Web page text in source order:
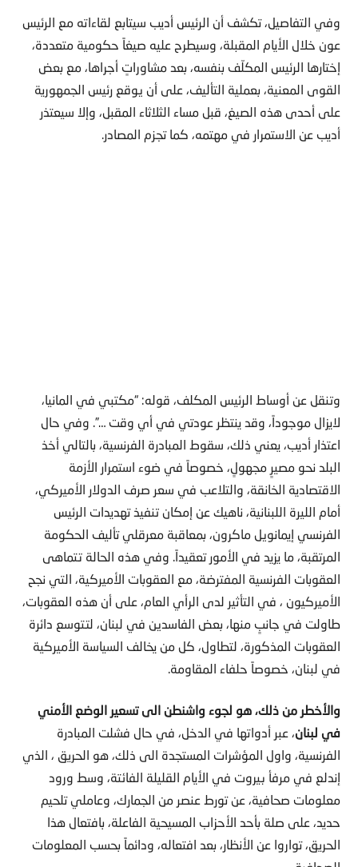
وفي التفاصيل، تكشف أن الرئيس أديب سيتابع لقاءاته مع الرئيس
عون خلال الأيام المقبلة، وسيطرح عليه صيغاً حكومية متعددة،
إختارها الرئيس المكلّف بنفسه، بعد مشاوراتٍ أجراها، مع بعض
القوى المعنية، بعملية التأليف، على أن يوقع رئيس الجمهورية
على أحدى هذه الصيغ، قبل مساء الثلاثاء المقبل، وإلا سيعتذر
أديب عن الاستمرار في مهتمه، كما تجزم المصادر.
وتنقل عن أوساط الرئيس المكلف، قوله: “مكتبي في المانيا،
لايزال موجوداً، وقد ينتظر عودتي في أي وقت …”. وفي حال
اعتذار أديب، يعني ذلك، سقوط المبادرة الفرنسية، بالتالي أخذ
البلد نحو مصيرٍ مجهولٍ، خصوصاً في ضوء استمرار الأزمة
الاقتصادية الخانقة، والتلاعب في سعر صرف الدولار الأميركي،
أمام الليرة اللبنانية، ناهيك عن إمكان تنفيذ تهديدات الرئيس
الفرنسي إيمانويل ماكرون، بمعاقبة معرقلي تأليف الحكومة
المرتقبة، ما يزيد في الأمور تعقيداً. وفي هذه الحالة تتماهى
العقوبات الفرنسية المفترضة، مع العقوبات الأميركية، التي نجح
الأميركيون ، في التأثير لدى الرأي العام، على أن هذه العقوبات،
طاولت في جانبٍ منها، بعض الفاسدين في لبنان، لتتوسع دائرة
العقوبات المذكورة، لتطاول، كل من يخالف السياسة الأميركية
في لبنان، خصوصاً حلفاء المقاومة.
والأخطر من ذلك، هو لجوء واشنطن الى تسعير الوضع الأمني
في لبنان، عبر أدواتها في الدخل، في حال فشلت المبادرة
الفرنسية، واول المؤشرات المستجدة الى ذلك، هو الحريق ، الذي
إندلع في مرفأ بيروت في الأيام القليلة الفائتة، وسط ورود
معلومات صحافية، عن تورط عنصر من الجمارك، وعاملي تلحيم
حديد، على صلة بأحد الأحزاب المسيحية الفاعلة، بافتعال هذا
الحريق، تواروا عن الأنظار، بعد افتعاله، ودائماً بحسب المعلومات